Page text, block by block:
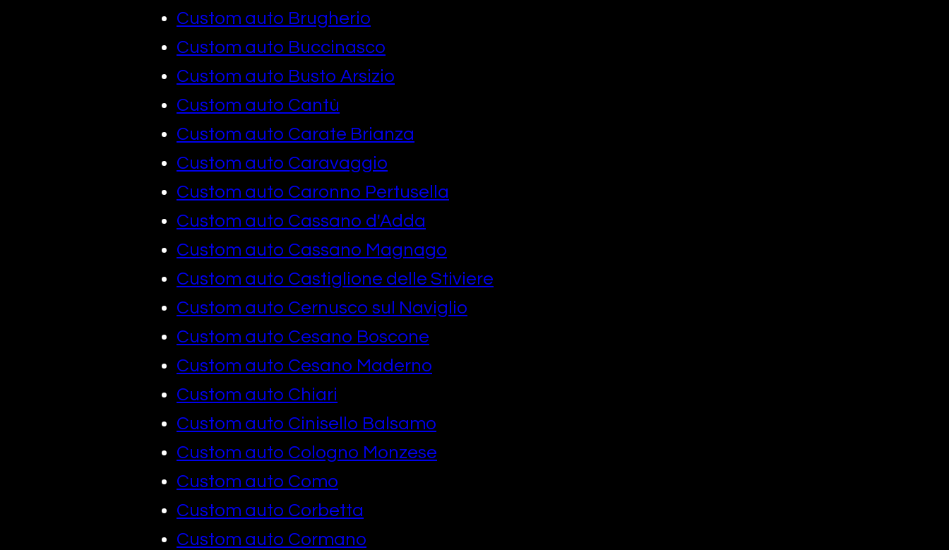
Custom auto Brugherio
Custom auto Buccinasco
Custom auto Busto Arsizio
Custom auto Cantù
Custom auto Carate Brianza
Custom auto Caravaggio
Custom auto Caronno Pertusella
Custom auto Cassano d'Adda
Custom auto Cassano Magnago
Custom auto Castiglione delle Stiviere
Custom auto Cernusco sul Naviglio
Custom auto Cesano Boscone
Custom auto Cesano Maderno
Custom auto Chiari
Custom auto Cinisello Balsamo
Custom auto Cologno Monzese
Custom auto Como
Custom auto Corbetta
Custom auto Cormano